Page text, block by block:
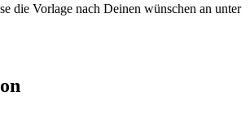
die Vorlage nach Deinen wünschen an unter